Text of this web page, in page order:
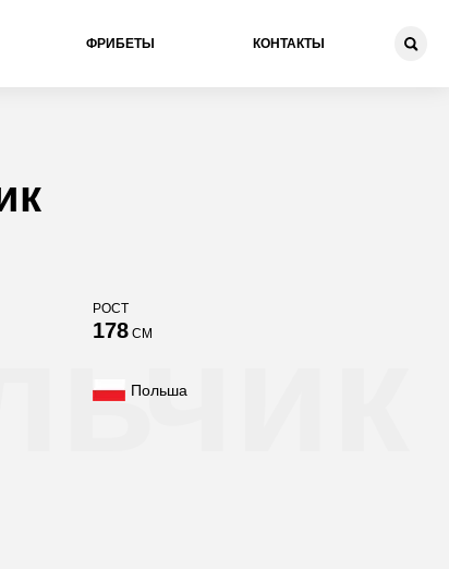
ФРИБЕТЫ КОНТАКТЫ
РОСТ
178СМ
Польша